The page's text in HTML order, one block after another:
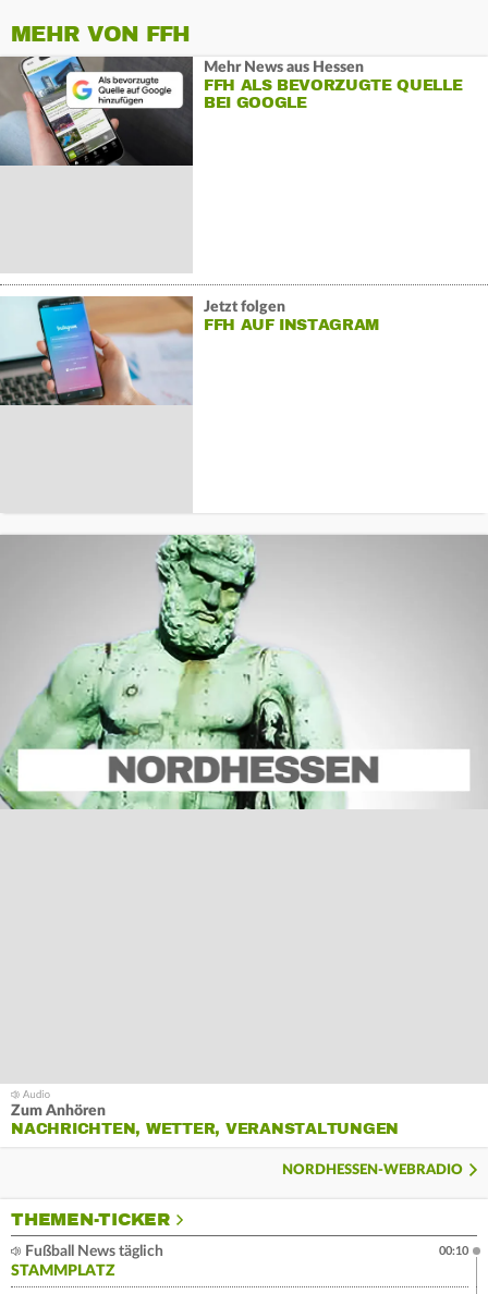
MEHR VON FFH
Mehr News aus Hessen
FFH ALS BEVORZUGTE QUELLE
BEI GOOGLE
Jetzt folgen
FFH AUF INSTAGRAM
Zum Anhören
NACHRICHTEN, WETTER, VERANSTALTUNGEN
NORDHESSEN-WEBRADIO
THEMEN-TICKER
Fußball News täglich
STAMMPLATZ
00:10